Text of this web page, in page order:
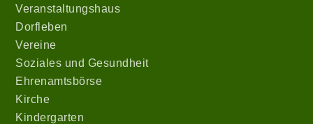
Veranstaltungshaus
Dorfleben
Vereine
Soziales und Gesundheit
Ehrenamtsbörse
Kirche
Kindergarten